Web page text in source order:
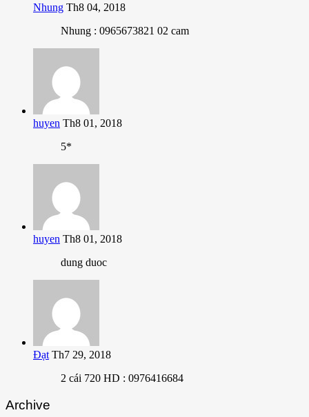
Nhung Th8 04, 2018
Nhung : 0965673821 02 cam
huyen Th8 01, 2018
5*
huyen Th8 01, 2018
dung duoc
Đạt Th7 29, 2018
2 cái 720 HD : 0976416684
Archive